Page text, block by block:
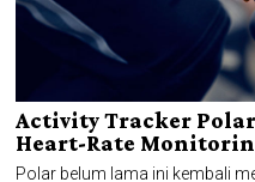
Activity Tracker
Heart-Rate
Polar belum lama ini kembali